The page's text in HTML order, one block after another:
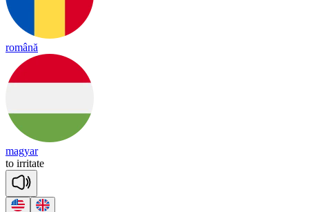
română
magyar
to irritate